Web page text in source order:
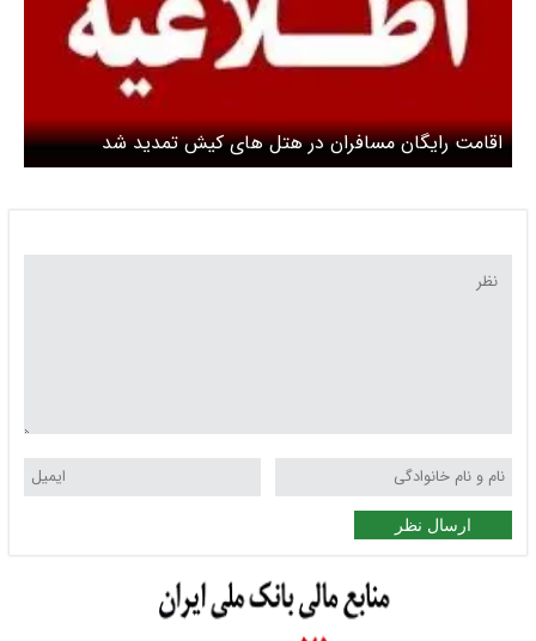
اقامت رایگان مسافران در هتل های کیش تمدید شد
ارسال نظر